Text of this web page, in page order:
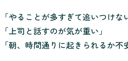
「やることが多すぎて追いつけな
「上司と話すのが気が重い」
「朝、時間通りに起きられるか不